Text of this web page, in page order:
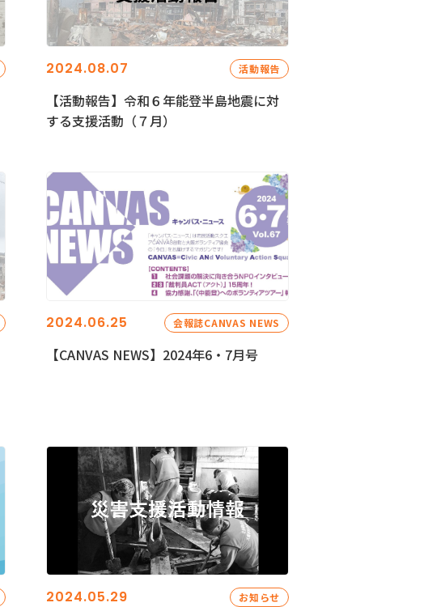
2024.08.07 活動報告
【活動報告】令和６年能登半島地震に対
する支援活動（７月）
2024.06.25 会報誌CANVAS NEWS
【CANVAS NEWS】2024年6・7月号
2024.05.29 お知らせ